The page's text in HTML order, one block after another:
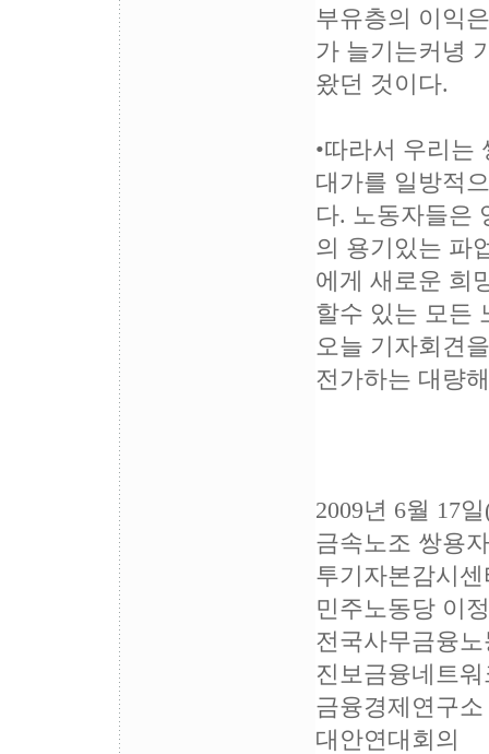
부유층의 이익
가 늘기는커녕
왔던 것이다.
•따라서 우리는
대가를 일방적
다. 노동자들은
의 용기있는 파
에게 새로운 희
할수 있는 모든
오늘 기자회견
전가하는 대량
2009년 6월 17
금속노조 쌍용
투기자본감시센
민주노동당 이
전국사무금융
진보금융네트워
금융경제연구소
대안연대회의